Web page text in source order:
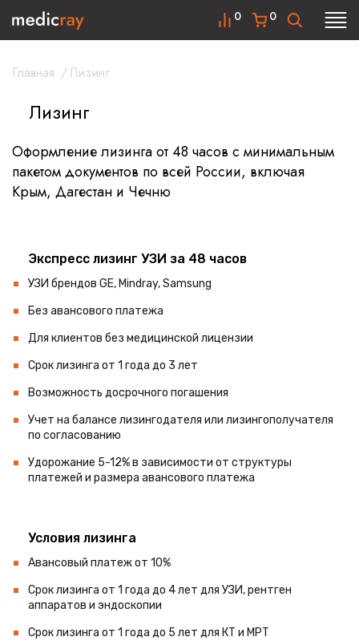
0
0
Главная /Лизинг
Лизинг
Оформление лизинга от 48 часов с минимальным
пакетом документов по всей России, включая
Крым, Дагестан и Чечню
Экспресс лизинг УЗИ за 48 часов
УЗИ брендов GE, Mindray, Samsung
Без авансового платежа
Для клиентов без медицинской лицензии
Срок лизинга от 1 года до 3 лет
Возможность досрочного погашения
Учет на балансе лизингодателя или лизингополучателя
по согласованию
Удорожание 5-12% в зависимости от структуры
платежей и размера авансового платежа
Условия лизинга
Авансовый платеж от 10%
Срок лизинга от 1 года до 4 лет для УЗИ, рентген
аппаратов и эндоскопии
Срок лизинга от 1 года до 5 лет для КТ и МРТ